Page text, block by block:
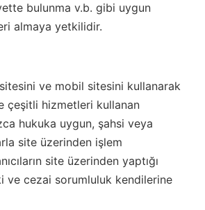
bulunma v.b. gibi uygun
almaya yetkilidir.
ve mobil sitesini kullanarak
çeşitli hizmetleri kullanan
hukuka uygun, şahsi veya
site üzerinden işlem
site üzerinden yaptığı
ve cezai sorumluluk kendilerine